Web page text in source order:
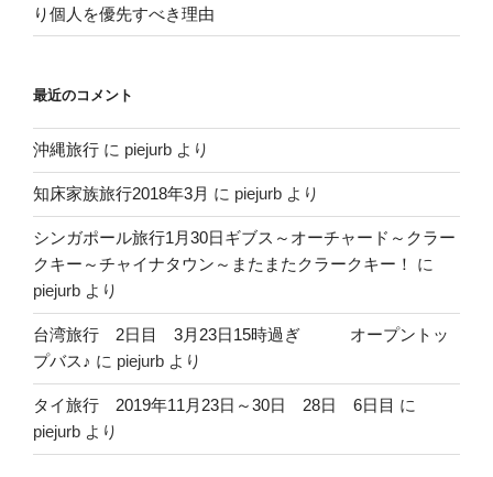
り個人を優先すべき理由
最近のコメント
沖縄旅行 に piejurb より
知床家族旅行2018年3月 に piejurb より
シンガポール旅行1月30日ギブス～オーチャード～クラー
クキー～チャイナタウン～またまたクラークキー！
に
piejurb より
台湾旅行 2日目 3月23日15時過ぎ オープントッ
プバス♪ に piejurb より
タイ旅行 2019年11月23日～30日 28日 6日目 に
piejurb より